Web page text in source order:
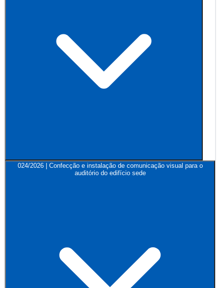
024/2026 | Confecção e instalação de comunicação visual para o
auditório do edifício sede